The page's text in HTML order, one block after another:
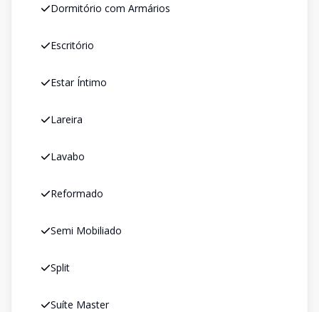
Dormitório com Armários
Escritório
Estar Íntimo
Lareira
Lavabo
Reformado
Semi Mobiliado
Split
Suíte Master